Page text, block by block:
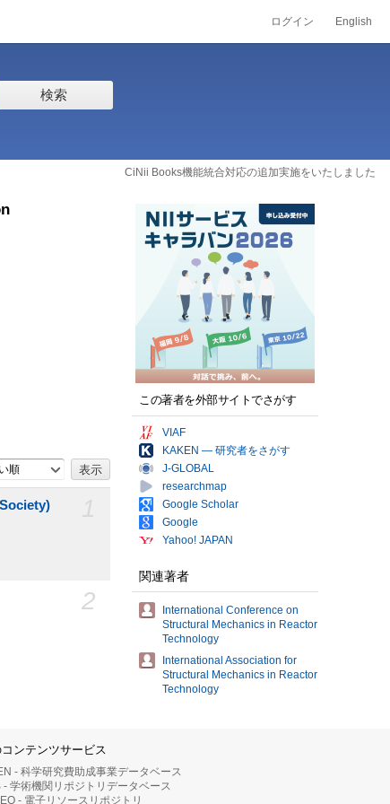
ログイン English
検索
CiNii Books機能統合対応の追加実施をいたしました
順
2
この著者を外部サイトでさがす
VIAF
KAKEN — 研究者をさがす
J-GLOBAL
researchmap
Google Scholar
Google
Yahoo! JAPAN
関連著者
International Conference on
Structural Mechanics in Reactor
Technology
International Association for
Structural Mechanics in Reactor
Technology
コンテンツサービス
- 科学研究費助成事業データベース
- 学術機関リポジトリデータベース
- 電子リソースリポジトリ